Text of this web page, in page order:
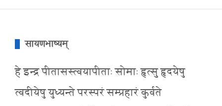
सायणभाष्यम्
हे इन्द्र पीतासस्त्वयापीताः सोमाः हृत्सु हृदयेषु
त्वदीयेषु युध्यन्ते परस्परं सम्प्रहारं कुर्वते